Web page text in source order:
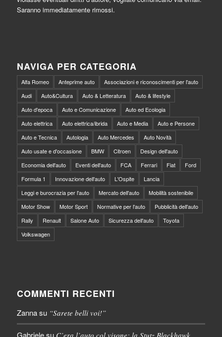
Saranno immediatamente rimossi.
NAVIGA PER CATEGORIA
Alfa Romeo Anteprime auto
Associazioni e riconoscimenti per l'auto
Audi
Auto&Cultura Auto & Letteratura
Auto & lifestyle
Auto d'epoca
Auto e Comunicazione
Auto ed Ecologia
Auto elettrica
Auto elettrica/ibrida Auto e Media
Auto e Persone
Auto e Tecnica
Autologia Auto Mercedes
Auto Novità
Auto usate e d'occasione
BMW Citroen
Design dell'auto
Economia dell'auto
Eventi dell'auto FCA Ferrari Fiat
Ford
Formula 1
Innovazione dell'auto L'Ospite
Lancia
Leggi e burocrazia per l'auto
Mercato dell'auto
Mobilità sostenibile
Motor Show
Motor Sport Normative per l'auto
Pubblicità dell'auto
Rally
Renault Salone Auto Sicurezza dell'auto
Toyota
Volkswagen
COMMENTI RECENTI
Zannasu “Sarete belli voi!”
Gabrielesu C’era l’auto col visone: la Stutz Blackhawk